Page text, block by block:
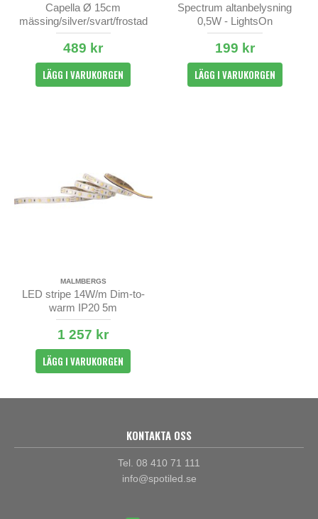
Capella Ø 15cm
mässing/silver/svart/frostad
489 kr
LÄGG I VARUKORGEN
Spectrum altanbelysning
0,5W - LightsOn
199 kr
LÄGG I VARUKORGEN
MALMBERGS
LED stripe 14W/m Dim-to-
warm IP20 5m
1 257 kr
LÄGG I VARUKORGEN
KONTAKTA OSS
Tel. 08 410 71 111
info@spotiled.se